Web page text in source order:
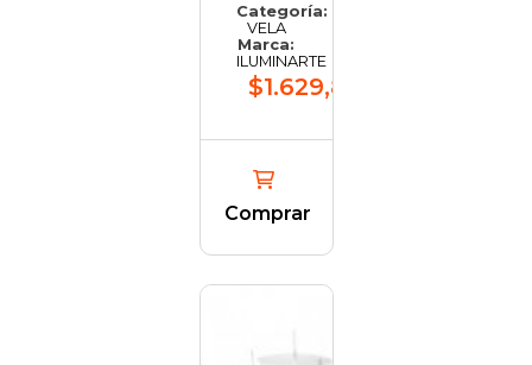
Categoría:
VELA
Marca:
ILUMINARTE
$1.629,83
Comprar